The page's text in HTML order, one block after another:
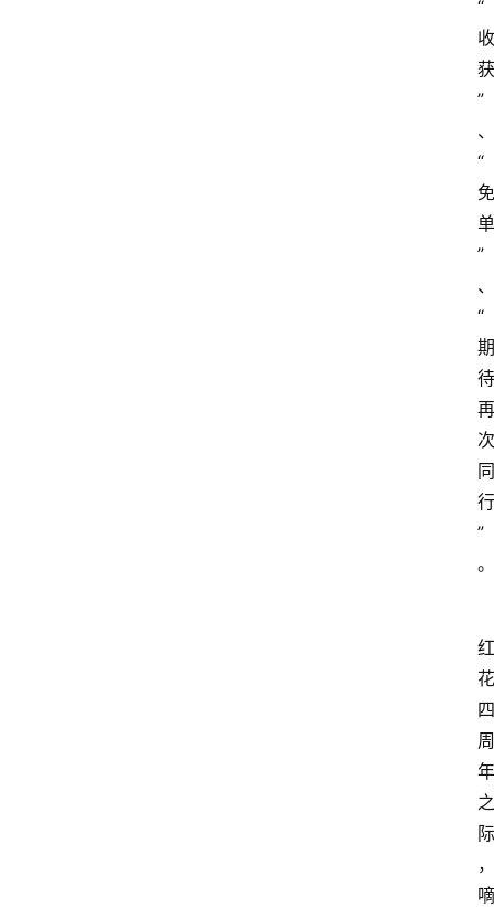
“
收
获
”
、
“
免
单
”
、
“
期
待
再
次
同
行
”
。
红
花
四
周
年
之
际
，
嘀